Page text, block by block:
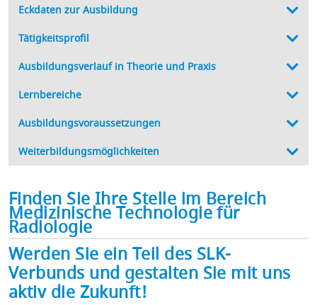
Eckdaten zur Ausbildung
Tätigkeitsprofil
Ausbildungsverlauf in Theorie und Praxis
Lernbereiche
Ausbildungsvoraussetzungen
Weiterbildungsmöglichkeiten
Finden Sie Ihre Stelle im Bereich
Medizinische Technologie für
Radiologie
Werden Sie ein Teil des SLK-
Verbunds und gestalten Sie mit uns
aktiv die Zukunft!